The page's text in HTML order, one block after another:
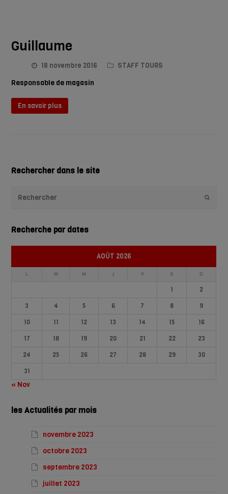
Guillaume
18 novembre 2016 STAFF TOURS
Responsable de magasin
En savoir plus
Rechercher dans le site
Recherche par dates
AOÛT 2026
L M M J V S D
1
2
3
4 5 6 7 8
9
10
11 12 13 14 15
16
17
18 19 20 21 22
23
24
25 26 27 28 29
30
31
« Nov
les Actualités par mois
novembre 2023
octobre 2023
septembre 2023
juillet 2023